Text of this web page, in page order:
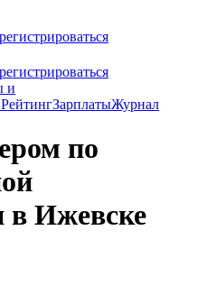
и
РейтингЗарплатыЖурнал
по
в Ижевске